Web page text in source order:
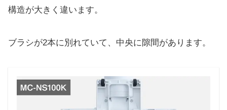
構造が大きく違います。
ブラシが2本に別れていて、中央に隙間があります。